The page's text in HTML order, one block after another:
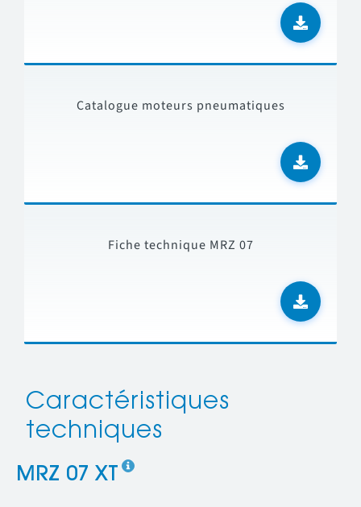
Catalogue moteurs pneumatiques
Fiche technique MRZ 07
Caractéristiques
techniques
MRZ 07 XT